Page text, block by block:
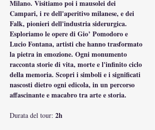
Milano. Visitiamo poi i mausolei dei
Campari, i re dell'aperitivo milanese, e dei
Falk, pionieri dell'industria siderurgica.
Esploriamo le opere di Gio’ Pomodoro e
Lucio Fontana, artisti che hanno trasformato
la pietra in emozione. Ogni monumento
racconta storie di vita, morte e l'infinito ciclo
della memoria. Scopri i simboli e i significati
nascosti dietro ogni edicola, in un percorso
affascinante e macabro tra arte e storia.
Durata del tour: 2h